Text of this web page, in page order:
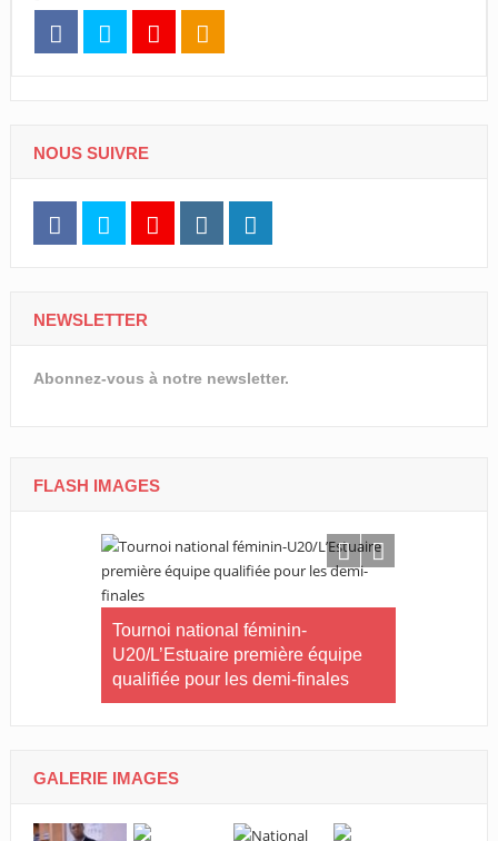
NOUS SUIVRE
NEWSLETTER
Abonnez-vous à notre newsletter.
FLASH IMAGES
Tournoi national féminin-
U20/L’Estuaire première équipe
qualifiée pour les demi-finales
GALERIE IMAGES